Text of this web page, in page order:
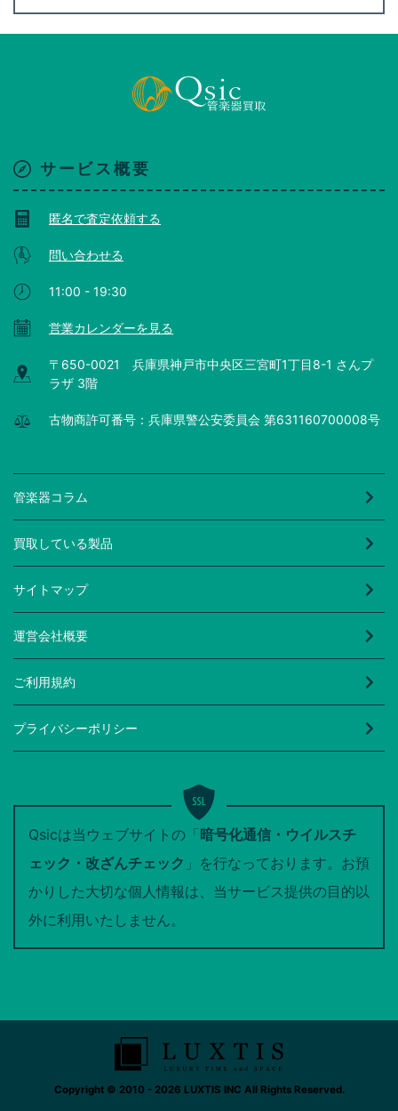
サービス概要
匿名で査定依頼する
問い合わせる
11:00 - 19:30
営業カレンダーを見る
〒650-0021 兵庫県神戸市中央区三宮町1丁目8-1 さんプ
ラザ 3階
古物商許可番号：兵庫県警公安委員会 第631160700008号
管楽器コラム
買取している製品
サイトマップ
運営会社概要
ご利用規約
プライバシーポリシー
Qsicは当ウェブサイトの「暗号化通信・ウイルスチ
ェック・改ざんチェック 」を行なっております。お預
かりした大切な個人情報は、当サービス提供の目的以
外に利用いたしません。
Copyright © 2010 - 2026 LUXTIS INC All Rights Reserved.